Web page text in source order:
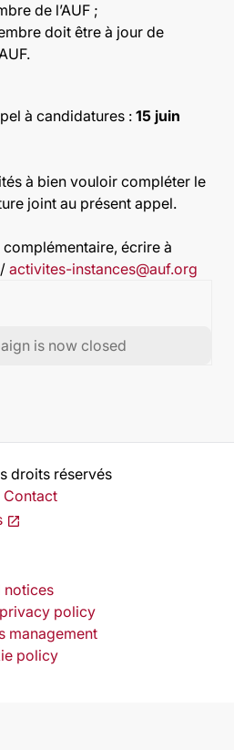
de l’AUF ;
doit être à jour de
à candidatures : 15 juin
à bien vouloir compléter le
joint au présent appel.
écrire à
/ activites-instances@auf.org
is now closed
droits réservés
Contact
notices
policy
management
policy